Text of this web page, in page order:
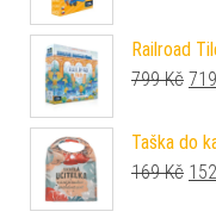
Railroad
799Kč 719
Taška do
169Kč 152